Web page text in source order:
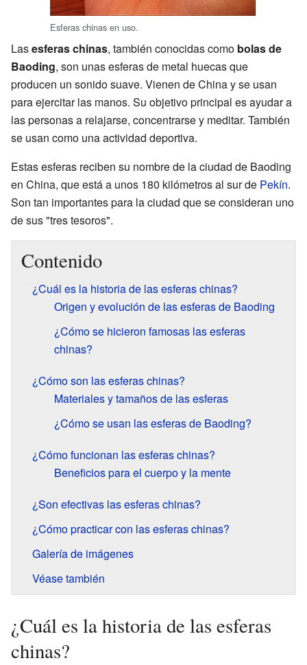
Esferas chinas en uso.
Lasesferas chinas, también conocidas como bolas de
Baoding, son unas esferas de metal huecas que
producen un sonido suave. Vienen de China y se usan
para ejercitar las manos. Su objetivo principal es ayudar a
las personas a relajarse, concentrarse y meditar. También
se usan como una actividad deportiva.
Estas esferas reciben su nombre de la ciudad de Baoding
en China, que está a unos 180 kilómetros al sur de Pekín.
Son tan importantes para la ciudad que se consideran uno
de sus "tres tesoros".
Contenido
¿Cuál es la historia de las esferas chinas?
Origen y evolución de las esferas de Baoding
¿Cómo se hicieron famosas las esferas
chinas?
¿Cómo son las esferas chinas?
Materiales y tamaños de las esferas
¿Cómo se usan las esferas de Baoding?
¿Cómo funcionan las esferas chinas?
Beneficios para el cuerpo y la mente
¿Son efectivas las esferas chinas?
¿Cómo practicar con las esferas chinas?
Galería de imágenes
Véase también
¿Cuál es la historia de las esferas
chinas?